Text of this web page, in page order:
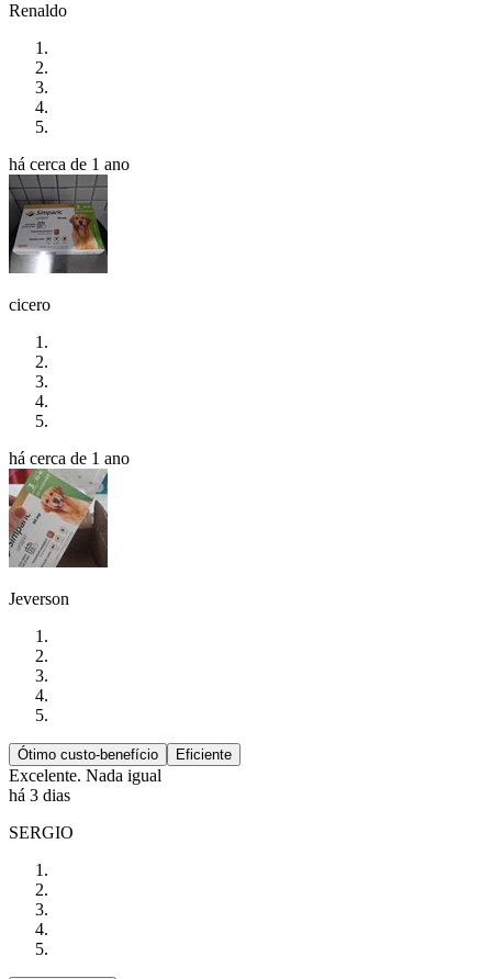
Renaldo
há cerca de 1 ano
cicero
há cerca de 1 ano
Jeverson
Ótimo custo-benefício Eficiente
Excelente. Nada igual
há 3 dias
SERGIO